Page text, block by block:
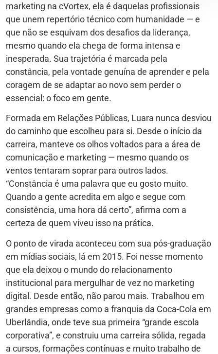
marketing na cVortex, ela é daquelas profissionais
que unem repertório técnico com humanidade — e
que não se esquivam dos desafios da liderança,
mesmo quando ela chega de forma intensa e
inesperada. Sua trajetória é marcada pela
constância, pela vontade genuína de aprender e pela
coragem de se adaptar ao novo sem perder o
essencial: o foco em gente.
Formada em Relações Públicas, Luara nunca desviou
do caminho que escolheu para si. Desde o início da
carreira, manteve os olhos voltados para a área de
comunicação e marketing — mesmo quando os
ventos tentaram soprar para outros lados.
“Constância é uma palavra que eu gosto muito.
Quando a gente acredita em algo e segue com
consistência, uma hora dá certo”, afirma com a
certeza de quem viveu isso na prática.
O ponto de virada aconteceu com sua pós-graduação
em mídias sociais, lá em 2015. Foi nesse momento
que ela deixou o mundo do relacionamento
institucional para mergulhar de vez no marketing
digital. Desde então, não parou mais. Trabalhou em
grandes empresas como a franquia da Coca-Cola em
Uberlândia, onde teve sua primeira “grande escola
corporativa”, e construiu uma carreira sólida, regada
a cursos, formações contínuas e muito trabalho de